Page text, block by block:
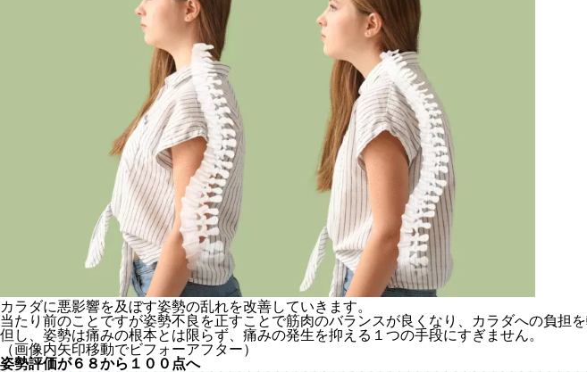
カラダに悪影響を及ぼす姿勢の乱れを改善していきます。
当たり前のことですが姿勢不良を正すことで筋肉のバランスが良くなり、カラダへの負担
但し、姿勢は痛みの根本とは限らず、痛みの発生を抑える１つの手段にすぎません。
（画像内矢印移動でビフォーアフター）
姿勢評価が６８から１００点へ